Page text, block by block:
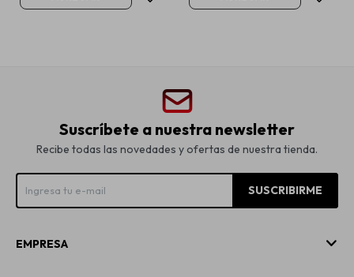
Suscríbete a nuestra newsletter
Recibe todas las novedades y ofertas de nuestra tienda.
SUSCRIBIRME
EMPRESA